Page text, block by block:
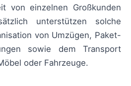
von einzelnen Großkunden
unterstützen solche
von Umzügen, Paket-
sowie dem Transport
oder Fahrzeuge.